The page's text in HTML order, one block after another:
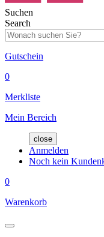
Suchen
Search
Gutschein
0
Merkliste
Mein Bereich
close
Anmelden
Noch kein
0
Warenkorb